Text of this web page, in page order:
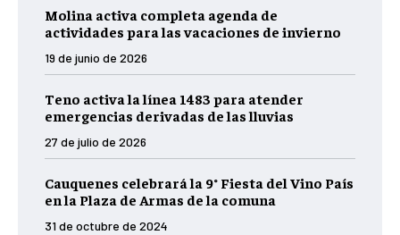
Molina activa completa agenda de
actividades para las vacaciones de invierno
19 de junio de 2026
Teno activa la línea 1483 para atender
emergencias derivadas de las lluvias
27 de julio de 2026
Cauquenes celebrará la 9° Fiesta del Vino País
en la Plaza de Armas de la comuna
31 de octubre de 2024